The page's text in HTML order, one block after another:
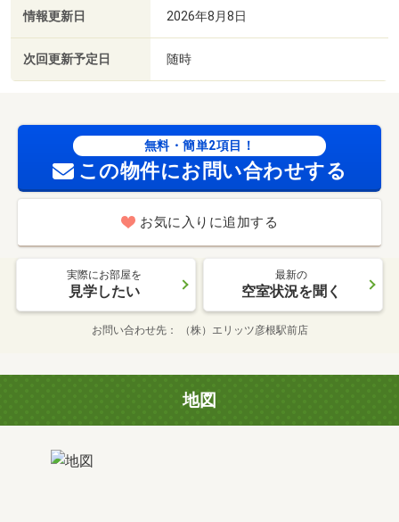
情報更新日 2026年8月8日
次回更新予定日 随時
無料・簡単2項目！
この物件にお問い合わせする
お気に入りに追加する
実際にお部屋を
見学したい
最新の
空室状況を聞く
お問い合わせ先 （株）エリッツ彦根駅前店
地図